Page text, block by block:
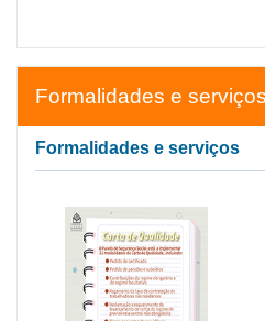
Formalidades e serviços
Formalidades e serviços